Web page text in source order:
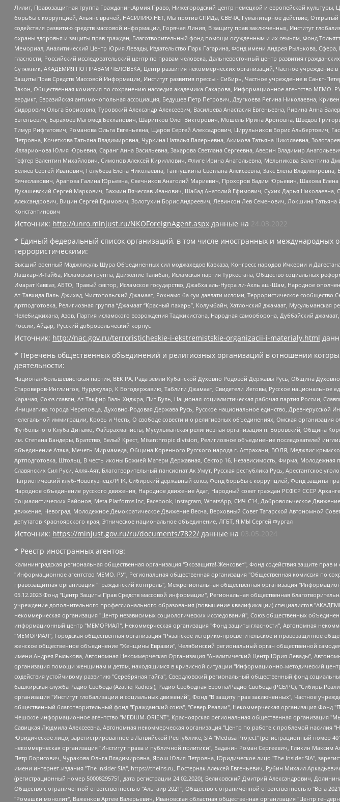
Лилит, Правозащитная группа Гражданин.Армия.Право, Нижегородский центр немецкой и европейской
борьбы с коррупцией, Альянс врачей, НАСИЛИЮ.НЕТ, Мы против СПИДа, СВЕЧА, Гуманитарное действие,
содействия развитию средств массовой информации, Горячая Линия, В защиту прав заключенных, Институт
охраны здоровья и защиты прав граждан, Благотворительный фонд помощи осужденным и их семьям, Фонд
Мемориал, Аналитический Центр Юрия Левады, Издательство Парк Гагарина, Фонд имени Андрея Рылькова,
гласности, Российский исследовательский центр по правам человека, Дальневосточный центр развития
Сутяжник, АКАДЕМИЯ ПО ПРАВАМ ЧЕЛОВЕКА, Центр развития некоммерческих организаций, Частное учреждение в
Защиты Прав Средств Массовой Информации, Институт развития прессы - Сибирь, Частное учреждение в Санкт-
Закон, Общественная комиссия по сохранению наследия академика Сахарова, Информационное агентство
вердикт, Евразийская антимонопольная ассоциация, Бедушев Петр Петрович, Дзугкоева Регина Николаевна,
Сидорович Ольга Борисовна, Туровский Александр Алексеевич, Васильева Анастасия Евгеньевна, Ривина Анна
Евгеньевич, Барахоев Магомед Бекханович, Шарипков Олег Викторович, Мошель Ирина Ароновна, Шведов
Тимур Рифгатович, Романова Ольга Евгеньевна, Щаров Сергей Алексадрович, Цирульников Борис Альбертович,
Петровна, Кочеткова Татьяна Владимировна, Чуркина Наталья Валерьевна, Акимова Татьяна Николаевна,
Илларионова Юлия Юрьевна, Саранг Анна Васильевна, Захарова Светлана Сергеевна, Аверин Владимир
Гефтер Валентин Михайлович, Симонов Алексей Кириллович, Флиге Ирина Анатольевна, Мельникова Валентина
Беляев Сергей Иванович, Голубева Елена Николаевна, Ганнушкина Светлана Алексеевна, Закс Елена
Вячеславович, Арапова Галина Юрьевна, Свечников Анатолий Мариевич, Прохоров Вадим Юрьевич, Шахова
Лукашевский Сергей Маркович, Бахмин Вячеслав Иванович, Шабад Анатолий Ефимович, Сухих Дарья
Александрович, Вицин Сергей Ефимович, Золотухин Борис Андреевич, Левинсон Лев Семенович, Локшина
Константинович
Источник: http://unro.minjust.ru/NKOForeignAgent.aspx данные на 24.03.2022
* Единый федеральный список организаций, в том числе иностранных и международных
террористическими:
Высший военный Маджлисуль Шура Объединенных сил моджахедов Кавказа, Конгресс народов Ичкерии и
Лашкар-И-Тайба, Исламская группа, Движение Талибан, Исламская партия Туркестана, Общество социальных
Имарат Кавказ, АБТО, Правый сектор, Исламское государство, Джабха аль-Нусра ли-Ахль аш-Шам, Народное
Ат-Тавхида Валь-Джихад, Чистопольский Джамаат, Рохнамо ба суи давлати исломи, Террористическое
Артподготовка, Религиозная группа “Джамаат “Красный пахарь”, Колумбайн, Хатлонский джамаат,
Челебиджихана, Азов, Партия исламского возрождения Таджикистана, Народная самооборона, Дуббайский
России, Айдар, Русский добровольческий корпус
Источник: http://nac.gov.ru/terroristicheskie-i-ekstremistskie-organizacii-i-materialy.html
* Перечень общественных объединений и религиозных организаций в отношении
деятельности:
Национал-большевистская партия, ВЕК РА, Рада земли Кубанской Духовно Родовой Державы Русь, Община
Староверов-Инглингов, Нурджулар, К Богодержавию, Таблиги Джамаат, Свидетели Иеговы, Русское
Карачая, Союз славян, Ат-Такфир Валь-Хиджра, Пит Буль, Национал-социалистическая рабочая партия России,
Инициатива города Череповца, Духовно-Родовая Держава Русь, Русское национальное единство,
нелегальной иммиграции, Кровь и Честь, О свободе совести и о религиозных объединениях, Омская
Футбольного Клуба Динамо, Файзрахманисты, Мусульманская религиозная организация п. Боровский, Община
им. Степана Бандеры, Братство, Белый Крест, Misanthropic division, Религиозное объединение последователей
объединение Атака, Мечеть Мирмамеда, Община Коренного Русского народа г. Астрахани, ВОЛЯ, Меджлис
Артподготовка, Штольц, В честь иконы Божией Матери Державная, Сектор 16, Независимость, Фирма,
Славянских Сил Руси, Алля-Аят, Благотворительный пансионат Ак Умут, Русская республика Русь, Арестантское
Патриотический клуб-Новокузнецк/РПК, Сибирский державный союз, Фонд борьбы с коррупцией, Фонд защиты
Народное объединение русского движения, Народное движение Адат, Народный совет граждан РСФСР СССР
Социалистических Районов, Meta Platforms Inc, Facebook, Instagram, WhatsApp, СИЧ-С14, Добровольческое
движение, Невоград, Молодежное Демократическое Движение Весна, Верховный Совет Татарской Автономной
депутатов Красноярского края, Этническое национальное объединение, ЛГБТ, Я.МЫ Сергей Фургал
Источник: https://minjust.gov.ru/ru/documents/7822/ данные на 03.05.2024
* Реестр иностранных агентов:
Калининградская региональная общественная организация "Экозащита!-Женсовет", Фонд содействия защите прав и свобод граждан "Общественный вердикт", Фонд "Институт Развития Свободы Информации", Частное учреждение "Информационное агентство МЕМО. РУ", Региональная общественная организация "Общественная комиссия по сохранению наследия академика Сахарова", Фонд поддержки свободы прессы, Санкт-Петербургская общественная правозащитная организация "Гражданский контроль", Межрегиональная общественная организация "Информационно-просветительский центр "Мемориал", Региональный Фонд "Центр Защиты Прав Средств Массовой Информации", с 05.12.2023 Фонд "Центр Защиты Прав Средств массовой информации", Региональная общественная благотворительная организация помощи беженцам и мигрантам "Гражданское содействие", Негосударственное образовательное учреждение дополнительного профессионального образования (повышение квалификации) специалистов "АКАДЕМИЯ ПО ПРАВАМ ЧЕЛОВЕКА", Свердловская региональная общественная организация "Сутяжник", Автономная некоммерческая организация "Центр независимых социологических исследований", Союз общественных объединений "Российский исследовательский центр по правам человека", Региональное общественное учреждение научно-информационный центр "МЕМОРИАЛ", Некоммерческая организация "Фонд защиты гласности", Автономная некоммерческая организация "Институт прав человека", Городская общественная организация "Екатеринбургское общество "МЕМОРИАЛ", Городская общественная организация "Рязанское историко-просветительское и правозащитное общество "Мемориал" (Рязанский Мемориал), Челябинский региональный орган общественной самодеятельности – женское общественное объединение "Женщины Евразии", Челябинский региональный орган общественной самодеятельности "Уральская правозащитная группа", Фонд содействия защите здоровья и социальной справедливости имени Андрея Рылькова, Автономная Некоммерческая Организация "Аналитический Центр Юрия Левады", Автономная некоммерческая организация социальной поддержки населения "Проект Апрель", Региональная общественная организация помощи женщинам и детям, находящимся в кризисной ситуации "Информационно-методический центр "Анна", Фонд содействия развитию массовых коммуникаций и правовому просвещению "Так-так-Так", Фонд содействия устойчивому развитию "Серебряная тайга", Свердловский региональный общественный фонд социальных проектов "Новое время", "Idel.Реалии", Кавказ.Реалии, Крым.Реалии, Телеканал Настоящее Время, Татаро-башкирская служба Радио Свобода (Azatliq Radiosi), Радио Свободная Европа/Радио Свобода (PCE/PC), "Сибирь.Реалии", "Фактограф", Благотворительный фонд помощи осужденным и их семьям, Автономная некоммерческая организация "Институт глобализации и социальных движений", Фонд "В защиту прав заключенных", Частное учреждение "Центр поддержки и содействия развитию средств массовой информации", Пензенский региональный общественный благотворительный фонд "Гражданский союз", "Север.Реалии", Некоммерческая организация Фонд "Правовая инициатива", Общество с ограниченной ответственностью "Радио Свободная Европа/Радио Свобода", Чешское информационное агентство "MEDIUM-ORIENT", Красноярская региональная общественная организация "Мы против СПИДа", Камалягин Денис Николаевич, Маркелов Сергей Евгеньевич, Пономарев Лев Александрович, Савицкая Людмила Алексеевна, Автономная некоммерческая организация "Центр по работе с проблемой насилия "НАСИЛИЮ.НЕТ", Межрегиональный профессиональный союз работников здравоохранения "Альянс врачей", Юридическое лицо, зарегистрированное в Латвийской Республике, SIA "Medusa Project" (регистрационный номер 40103797863, дата регистрации 10.06.2014), Некоммерческая организация "Фонд по борьбе с коррупцией", Автономная некоммерческая организация "Институт права и публичной политики", Баданин Роман Сергеевич, Гликин Максим Александрович, Железнова Мария Михайловна, Лукьянова Юлия Сергеевна, Маетная Елизавета Витальевна, Маняхин Петр Борисович, Чуракова Ольга Владимировна, Ярош Юлия Петровна, Юридическое лицо "The Insider SIA", зарегистрированное в Риге, Латвийская Республика (дата регистрации 26.06.2015), являющееся администратором доменного имени интернет-издания "The Insider SIA", https://theins.ru, Постернак Алексей Евгеньевич, Рубин Михаил Аркадьевич, Анин Роман Александрович, Юридическое лицо Istories fonds, зарегистрированное в Латвийской Республике (регистрационный номер 50008295751, дата регистрации 24.02.2020), Великовский Дмитрий Александрович, Долинина Ирина Николаевна, Мароховская Алеся Алексеевна, Шлейнов Роман Юрьевич, Шмагун Олеся Валентиновна, Общество с ограниченной ответственностью "Альтаир 2021", Общество с ограниченной ответственностью "Вега 2021", Общество с ограниченной ответственностью "Главный редактор 2021", Общество с ограниченной ответственностью "Ромашки монолит", Важенков Артем Валерьевич, Ивановская областная общественная организация "Центр гендерных исследований", Гурман Юрий Альбертович,